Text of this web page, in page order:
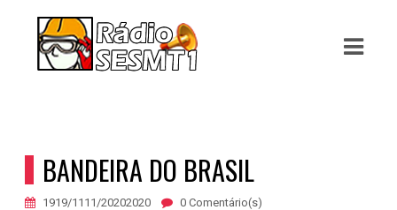
BANDEIRA DO BRASIL
1919/1111/20202020 0 Comentário(s)